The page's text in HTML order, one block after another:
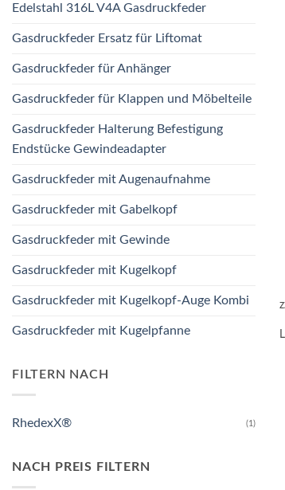
Edelstahl 316L V4A Gasdruckfeder
Gasdruckfeder Ersatz für Liftomat
Gasdruckfeder für Anhänger
Gasdruckfeder für Klappen und Möbelteile
Gasdruckfeder Halterung Befestigung
Endstücke Gewindeadapter
Gasdruckfeder mit Augenaufnahme
Gasdruckfeder mit Gabelkopf
Gasdruckfeder mit Gewinde
Gasdruckfeder mit Kugelkopf
Gasdruckfeder mit Kugelkopf-Auge Kombi
Gasdruckfeder mit Kugelpfanne
FILTERN NACH
RhedexX® (1)
NACH PREIS FILTERN